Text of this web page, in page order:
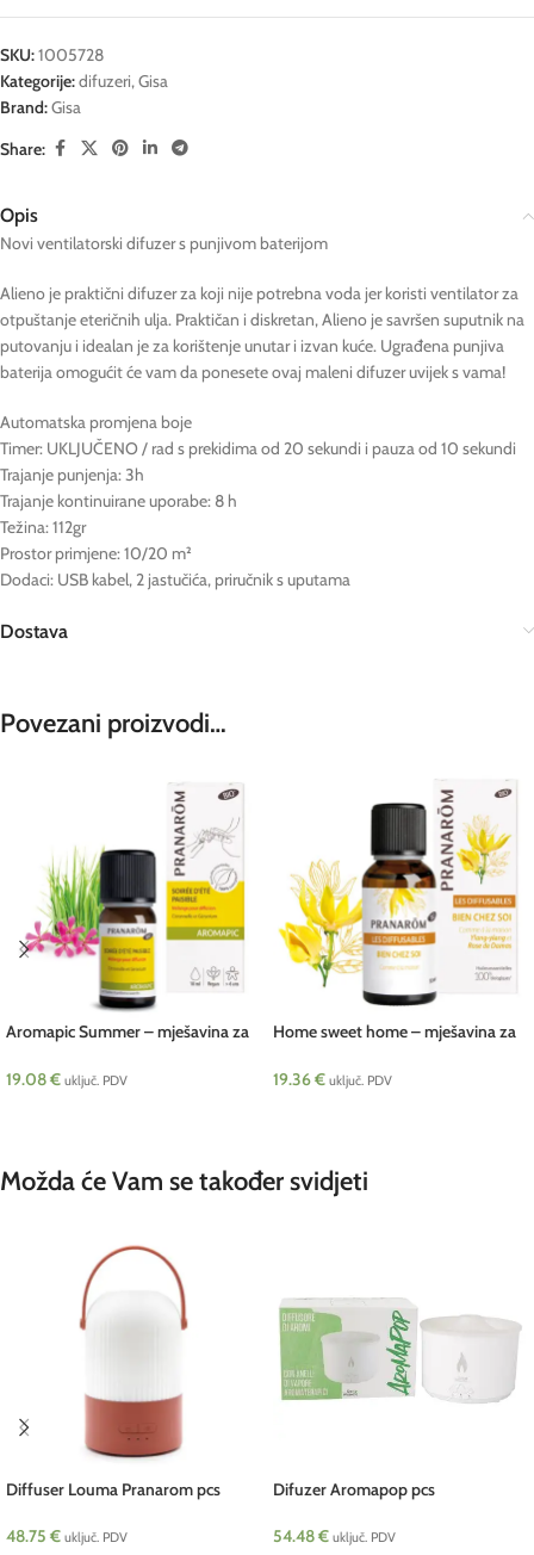
SKU:1005728
Kategorije:difuzeri,Gisa
Brand:Gisa
Share:
Opis
Novi ventilatorski difuzer s punjivom baterijom
Alieno je praktični difuzer za koji nije potrebna voda jer koristi ventilator za
otpuštanje eteričnih ulja. Praktičan i diskretan, Alieno je savršen suputnik na
putovanju i idealan je za korištenje unutar i izvan kuće. Ugrađena punjiva
baterija omogućit će vam da ponesete ovaj maleni difuzer uvijek s vama!
Automatska promjena boje
Timer: UKLJUČENO / rad s prekidima od 20 sekundi i pauza od 10 sekundi
Trajanje punjenja: 3h
Trajanje kontinuirane uporabe: 8 h
Težina: 112gr
Prostor primjene: 10/20 m²
Dodaci: USB kabel, 2 jastučića, priručnik s uputama
Dostava
Povezani proizvodi…
Aromapic Summer – mješavina za
19.08€ uključ. PDV
Home sweet home – mješavina za
19.36€ uključ. PDV
Možda će Vam se također svidjeti
Diffuser Louma Pranarom pcs
48.75 € uključ. PDV
Difuzer Aromapop pcs
54.48€ uključ. PDV